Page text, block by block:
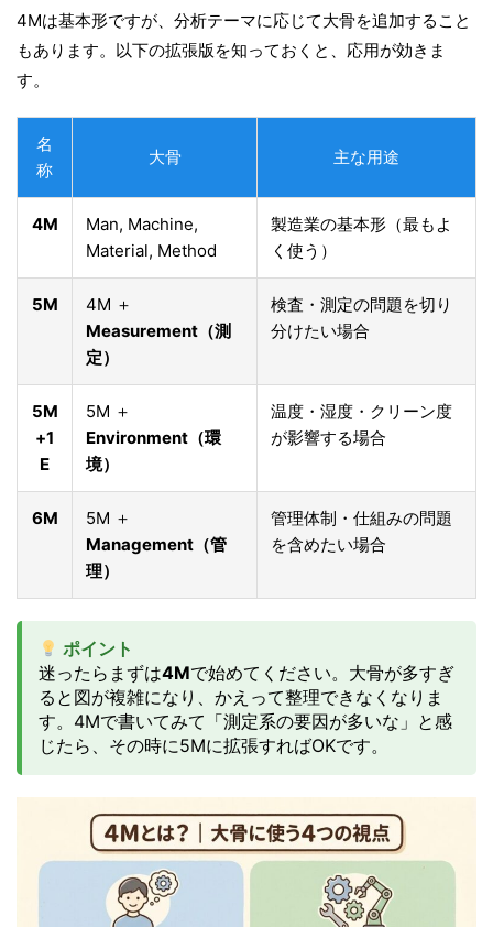
4Mは基本形ですが、分析テーマに応じて大骨を追加すること
もあります。以下の拡張版を知っておくと、応用が効きま
す。
名
称
大骨 主な用途
4M
Man, Machine,
Material, Method
製造業の基本形（最もよ
く使う）
5M
4M ＋
Measurement（測
定）
検査・測定の問題を切り
分けたい場合
5M
+1
E
5M ＋
Environment（環
境）
温度・湿度・クリーン度
が影響する場合
6M
5M ＋
Management（管
理）
管理体制・仕組みの問題
を含めたい場合
ポイント
迷ったらまずは4Mで始めてください。大骨が多すぎ
ると図が複雑になり、かえって整理できなくなりま
す。4Mで書いてみて「測定系の要因が多いな」と感
じたら、その時に5Mに拡張すればOKです。